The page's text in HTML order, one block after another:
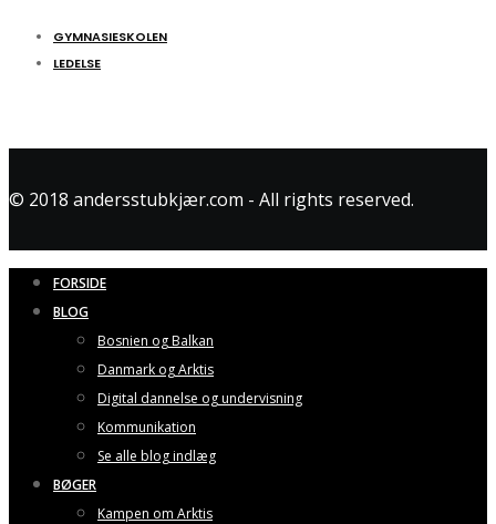
GYMNASIESKOLEN
LEDELSE
© 2018 andersstubkjær.com - All rights reserved.
FORSIDE
BLOG
Bosnien og Balkan
Danmark og Arktis
Digital dannelse og undervisning
Kommunikation
Se alle blog indlæg
BØGER
Kampen om Arktis